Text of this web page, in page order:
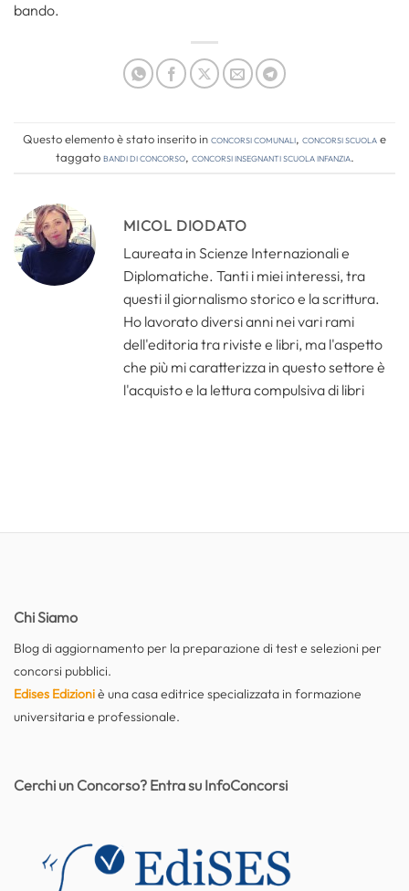
bando.
Questo elemento è stato inserito inConcorsi comunali, Concorsi Scuolae
taggatobandi di concorso, concorsi insegnanti scuola infanzia.
MICOL DIODATO
Laureata in Scienze Internazionali e
Diplomatiche. Tanti i miei interessi, tra
questi il giornalismo storico e la scrittura.
Ho lavorato diversi anni nei vari rami
dell'editoria tra riviste e libri, ma l'aspetto
che più mi caratterizza in questo settore è
l'acquisto e la lettura compulsiva di libri
Chi Siamo
Blog di aggiornamento per la preparazione di test e selezioni per
concorsi pubblici.
Edises Edizioniè una casa editrice specializzata in formazione
universitaria e professionale.
Cerchi un Concorso? Entra su InfoConcorsi